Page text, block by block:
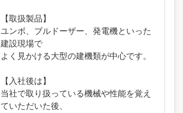
【取扱製品】
ユンボ、ブルドーザー、発電機といった
建設現場で
よく見かける大型の建機類が中心です。
【入社後は】
当社で取り扱っている機械や性能を覚え
ていただいた後、